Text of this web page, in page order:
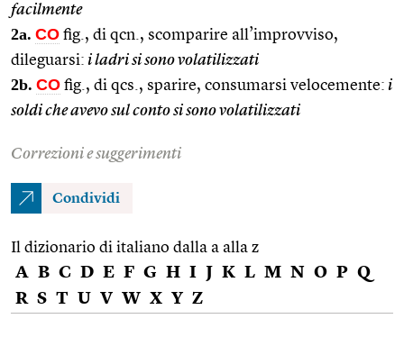
facilmente
2a. CO fig., di qcn., scomparire all’improvviso,
dileguarsi: i ladri si sono volatilizzati
2b. CO fig., di qcs., sparire, consumarsi velocemente: i
soldi che avevo sul conto si sono volatilizzati
Correzioni e suggerimenti
Condividi
Il dizionario di italiano dalla a alla z
A B C D E F G H I J K L M N O P Q
R S T U V W X Y Z